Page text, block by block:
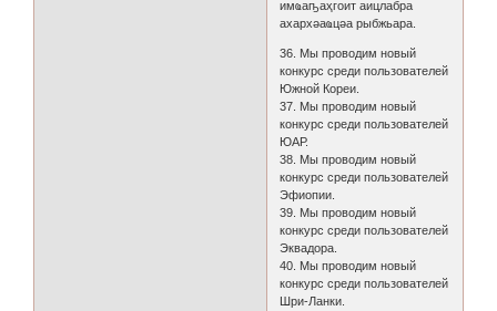
имҩаҧаҳгоит аицлабра
ахархәаҩцәа рыбжьара.
36. Мы проводим новый
конкурс среди пользователей
Южной Кореи.
37. Мы проводим новый
конкурс среди пользователей
ЮАР.
38. Мы проводим новый
конкурс среди пользователей
Эфиопии.
39. Мы проводим новый
конкурс среди пользователей
Эквадора.
40. Мы проводим новый
конкурс среди пользователей
Шри-Ланки.